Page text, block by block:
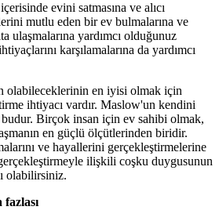
evini satmasına ve alıcı
mutlu eden bir ev bulmalarına ve
ulaşmalarına yardımcı olduğunuz
karşılamalarına da yardımcı
olabileceklerinin en iyisi olmak için
ihtiyacı vardır. Maslow'un kendini
Birçok insan için ev sahibi olmak,
en güçlü ölçütlerinden biridir.
ve hayallerini gerçekleştirmelerine
ilişkili coşku duygusunun
olabilirsiniz.